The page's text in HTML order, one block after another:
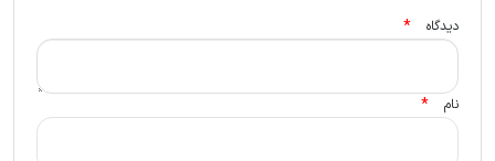
دیدگاه *
نام *